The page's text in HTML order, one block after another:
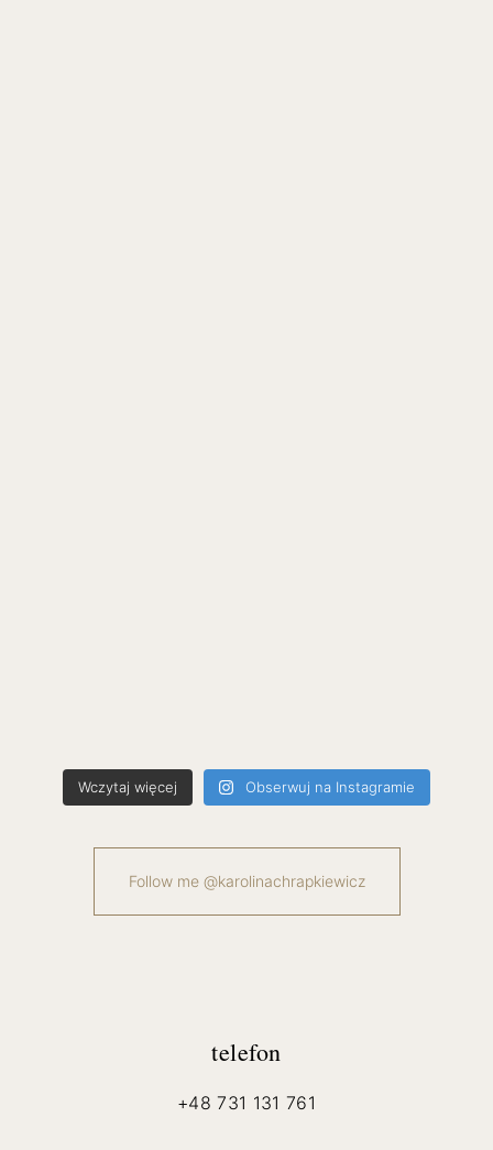
Wczytaj więcej Obserwuj na Instagramie
Follow me @karolinachrapkiewicz
telefon
+48 731 131 761